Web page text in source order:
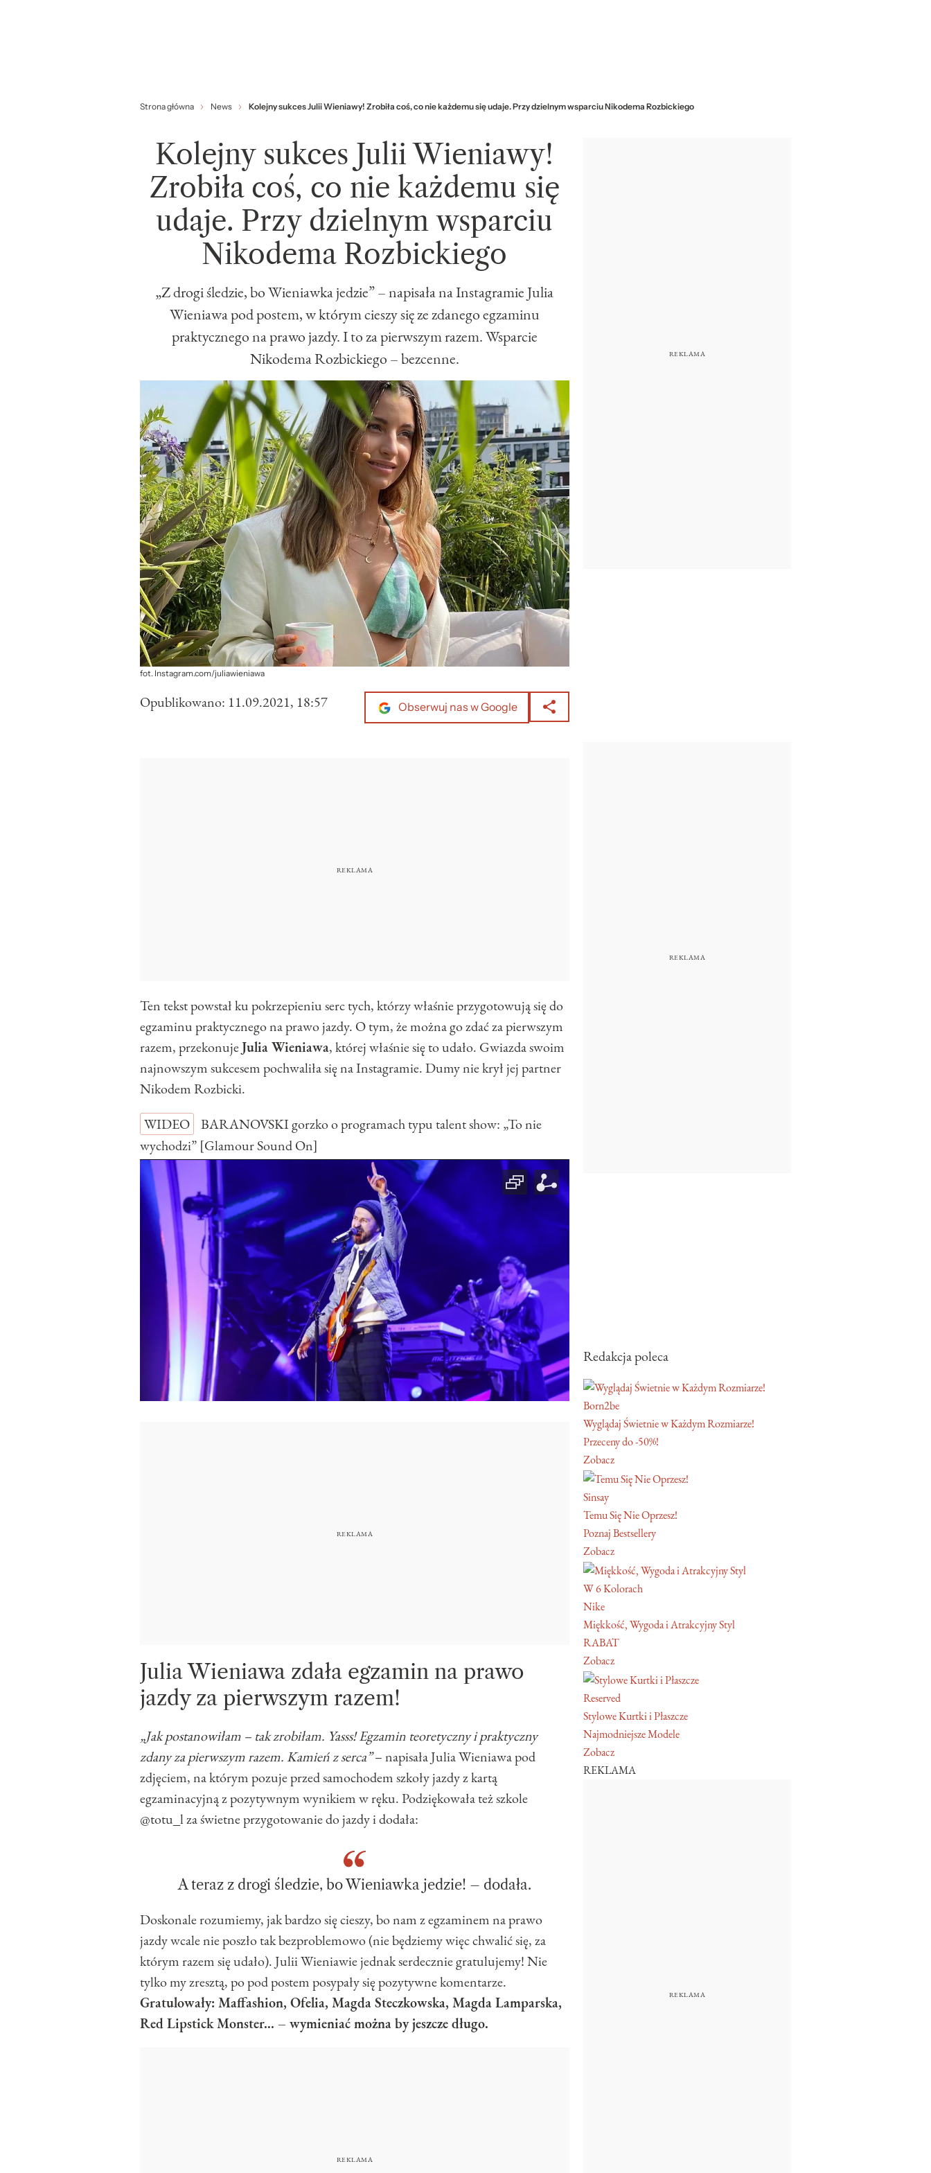
Strona główna News Kolejny sukces Julii Wieniawy! Zrobiła coś, co nie każdemu się udaje. Przy dzielnym wsparciu Nikodema Rozbickiego
Kolejny sukces Julii Wieniawy!
Zrobiła coś, co nie każdemu się
udaje. Przy dzielnym wsparciu
Nikodema Rozbickiego
„Z drogi śledzie, bo Wieniawka jedzie” – napisała na Instagramie Julia
Wieniawa pod postem, w którym cieszy się ze zdanego egzaminu
praktycznego na prawo jazdy. I to za pierwszym razem. Wsparcie
Nikodema Rozbickiego – bezcenne.
fot. Instagram.com/juliawieniawa
Opublikowano: 11.09.2021, 18:57 Obserwuj nas w Google
Ten tekst powstał ku pokrzepieniu serc tych, którzy właśnie przygotowują się do
egzaminu praktycznego na prawo jazdy. O tym, że można go zdać za pierwszym
razem, przekonujeJulia Wieniawa, której właśnie się to udało. Gwiazda swoim
najnowszym sukcesem pochwaliła się na Instagramie. Dumy nie krył jej partner
Nikodem Rozbicki.
WIDEO
BARANOVSKI gorzko o programach typu talent show: „To nie
wychodzi” [Glamour Sound On]
Julia Wieniawa zdała egzamin na prawo
jazdy za pierwszym razem!
„Jak postanowiłam – tak zrobiłam. Yasss! Egzamin teoretyczny i praktyczny
zdany za pierwszym razem. Kamień z serca”– napisała Julia Wieniawa pod
zdjęciem, na którym pozuje przed samochodem szkoły jazdy z kartą
egzaminacyjną z pozytywnym wynikiem w ręku. Podziękowała też szkole
@totu_l za świetne przygotowanie do jazdy i dodała:
A teraz z drogi śledzie, bo Wieniawka jedzie! – dodała.
Doskonale rozumiemy, jak bardzo się cieszy, bo nam z egzaminem na prawo
jazdy wcale nie poszło tak bezproblemowo (nie będziemy więc chwalić się, za
którym razem się udało). Julii Wieniawie jednak serdecznie gratulujemy! Nie
tylko my zresztą, po pod postem posypały się pozytywne komentarze.
Gratulowały: Maffashion, Ofelia, Magda Steczkowska, Magda Lamparska,
Red Lipstick Monster... – wymieniać można by jeszcze długo.
Redakcja poleca
Born2be
Wyglądaj Świetnie w Każdym Rozmiarze!
Przeceny do -50%!
Zobacz
Sinsay
Temu Się Nie Oprzesz!
Poznaj Bestsellery
Zobacz
W 6 Kolorach
Nike
Miękkość, Wygoda i Atrakcyjny Styl
RABAT
Zobacz
Reserved
Stylowe Kurtki i Płaszcze
Najmodniejsze Modele
Zobacz
REKLAMA